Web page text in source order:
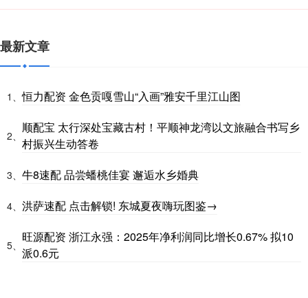
最新文章
1、恒力配资 金色贡嘎雪山“入画”雅安千里江山图
2、
顺配宝 太行深处宝藏古村！平顺神龙湾以文旅融合书写乡
村振兴生动答卷
3、 牛8速配 品尝蟠桃佳宴 邂逅水乡婚典
4、 洪萨速配 点击解锁! 东城夏夜嗨玩图鉴→
5、
旺源配资 浙江永强：2025年净利润同比增长0.67% 拟10
派0.6元